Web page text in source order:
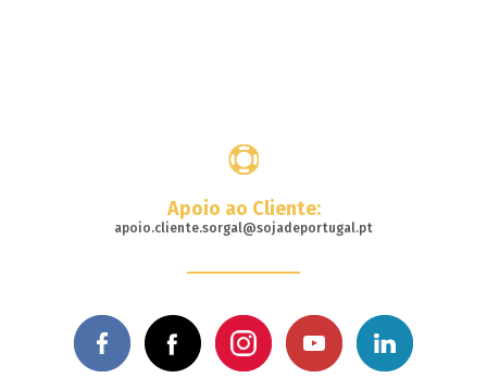
Apoio ao Cliente:
apoio.cliente.sorgal@sojadeportugal.pt